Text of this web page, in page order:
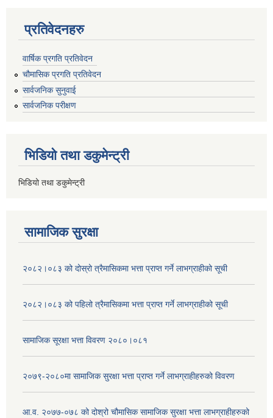
प्रतिवेदनहरु
वार्षिक प्रगति प्रतिवेदन
चौमासिक प्रगति प्रतिवेदन
सार्वजनिक सुनुवाई
सार्वजनिक परीक्षण
भिडियो तथा डकुमेन्ट्री
भिडियो तथा डकुमेन्ट्री
सामाजिक सुरक्षा
२०८२।०८३ को दोस्रो त्रैमासिकमा भत्ता प्राप्‍त गर्ने लाभग्राहीको सूची
२०८२।०८३ को पहिलो त्रैमासिकमा भत्ता प्राप्‍त गर्ने लाभग्राहीको सूची
सामाजिक सूरक्षा भत्ता विवरण २०८०।०८१
२०७९-२०८०मा सामाजिक सुरक्षा भत्ता प्राप्त गर्ने लाभग्राहीहरुको विवरण
आ.व. २०७७-०७८ को दोश्रो चौमासिक सामाजिक सुरक्षा भत्ता लाभग्राहीहरुको